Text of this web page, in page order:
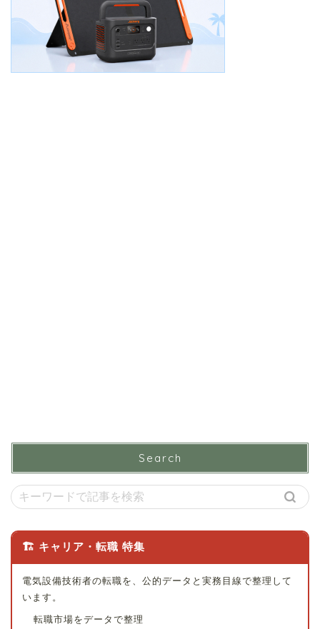
Search
🏗 キャリア・転職 特集
電気設備技術者の転職を、公的データと実務目線で整理して
います。
転職市場をデータで整理